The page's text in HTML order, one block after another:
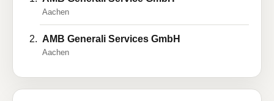
Aachen
AMB Generali Services GmbH
Aachen